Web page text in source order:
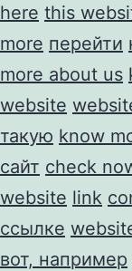
here this
more перейти
more about us
website
такую know
сайт check
website link
ссылке
вот, например